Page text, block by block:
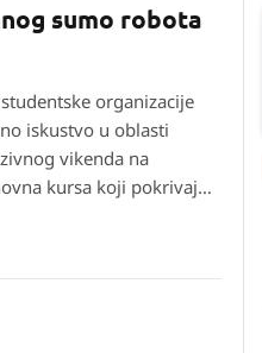
sumo robota
organizacije
iskustvo u oblasti
vikenda na
kursa koji pokrivaju